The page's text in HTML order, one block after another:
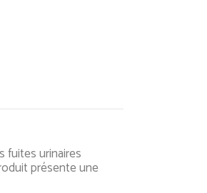
fuites urinaires
présente une